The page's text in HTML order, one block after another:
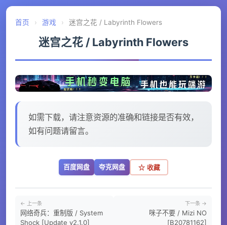
首页 › 游戏 › 迷宫之花 / Labyrinth Flowers
迷宫之花 / Labyrinth Flowers
如需下载，请注意资源的准确和链接是否有效，
如有问题请留言。
百度网盘 夸克网盘 ☆ 收藏
← 上一条
网络奇兵：重制版 / System
Shock [Update v2.1.0]
下一条 →
咪子不要 / Mizi NO
[B20781162]